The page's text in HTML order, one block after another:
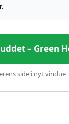
– Green
side i nyt vindue